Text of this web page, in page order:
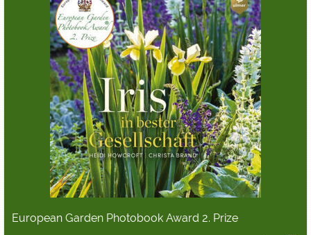
European Garden Photobook Award 2. Prize